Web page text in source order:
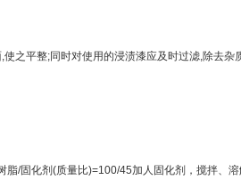
平整;同时对使用的浸渍漆应及时过滤,除去杂
化剂(质量比)=100/45加人固化剂，搅拌、溶